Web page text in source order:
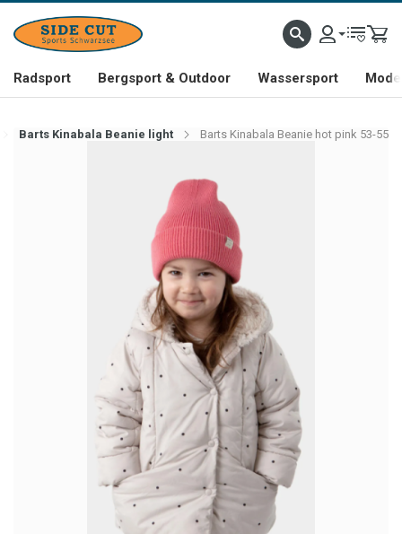
Radsport Bergsport & Outdoor Wassersport
Barts Kinabala Beanie light Barts Kinabala Beanie hot pink 53-55